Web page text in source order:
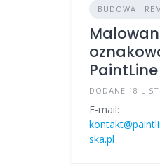
BUDOWA I
DODANE 18
E-mail:
ska.pl